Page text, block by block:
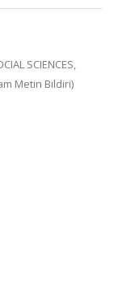
SCIENCES,
Metin Bildiri)